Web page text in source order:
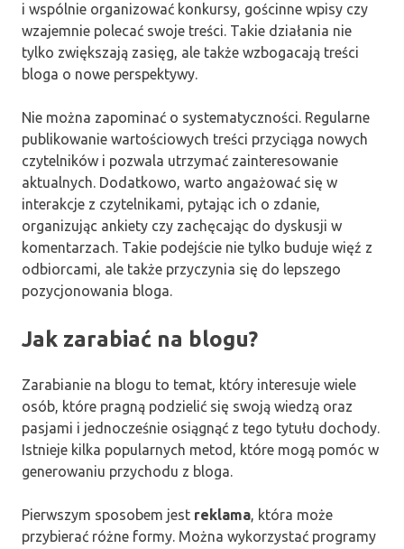
i wspólnie organizować konkursy, gościnne wpisy czy
wzajemnie polecać swoje treści. Takie działania nie
tylko zwiększają zasięg, ale także wzbogacają treści
bloga o nowe perspektywy.
Nie można zapominać o systematyczności. Regularne
publikowanie wartościowych treści przyciąga nowych
czytelników i pozwala utrzymać zainteresowanie
aktualnych. Dodatkowo, warto angażować się w
interakcje z czytelnikami, pytając ich o zdanie,
organizując ankiety czy zachęcając do dyskusji w
komentarzach. Takie podejście nie tylko buduje więź z
odbiorcami, ale także przyczynia się do lepszego
pozycjonowania bloga.
Jak zarabiać na blogu?
Zarabianie na blogu to temat, który interesuje wiele
osób, które pragną podzielić się swoją wiedzą oraz
pasjami i jednocześnie osiągnąć z tego tytułu dochody.
Istnieje kilka popularnych metod, które mogą pomóc w
generowaniu przychodu z bloga.
Pierwszym sposobem jest reklama, która może
przybierać różne formy. Można wykorzystać programy